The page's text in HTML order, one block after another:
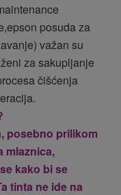
posuda za
važan su
za sakupljanje
čišćenja
posebno prilikom
mlaznica,
kako bi se
tinta ne ide na